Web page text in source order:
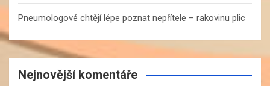
Pneumologové chtějí lépe poznat nepřítele – rakovinu plic
Nejnovější komentáře